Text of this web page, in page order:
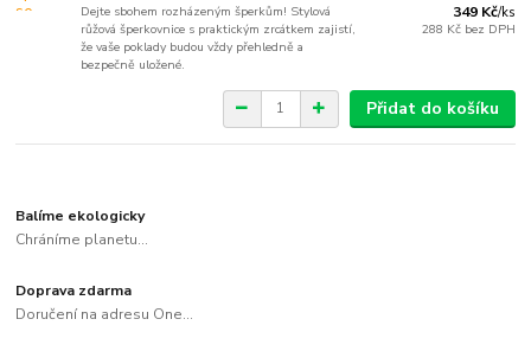
Dejte sbohem rozházeným šperkům! Stylová
růžová šperkovnice s praktickým zrcátkem zajistí,
že vaše poklady budou vždy přehledně a
bezpečně uložené.
349 Kč/ks
288 Kč bez DPH
Přidat do košíku
Balíme ekologicky
Chráníme planetu...
Doprava zdarma
Doručení na adresu One...